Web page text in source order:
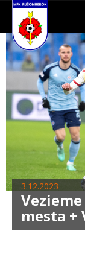
3.12.2023
mesta +